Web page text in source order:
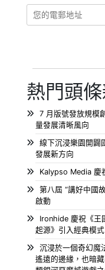
熱門頭
7 月版號發放規模
量發展清晰風向
線下沉浸樂園開闢
發展新方向
Kalypso Media
第八屆 “講好中國
啟動
Ironhide 慶祝《王
起源》引入經典模式
沉浸於一個奇幻魔
遙遠的邊緣，也暗